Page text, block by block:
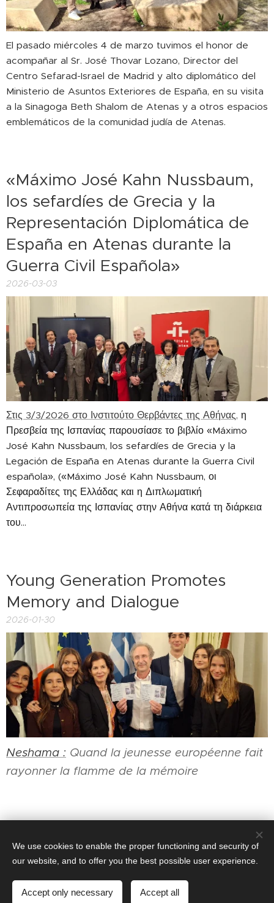
El pasado miércoles 4 de marzo tuvimos el honor de
acompañar al Sr. José Thovar Lozano, Director del
Centro Sefarad-Israel de Madrid y alto diplomático del
Ministerio de Asuntos Exteriores de España, en su visita
a la Sinagoga Beth Shalom de Atenas y a otros espacios
emblemáticos de la comunidad judía de Atenas.
«Máximo José Kahn Nussbaum,
los sefardíes de Grecia y la
Representación Diplomática de
España en Atenas durante la
Guerra Civil Española»
2026-03-03
Στις 3/3/2026 στο Ινστιτούτο Θερβάντες της Αθήνας, η
Πρεσβεία της Ισπανίας παρουσίασε το βιβλίο «Máximo
José Kahn Nussbaum, los sefardíes de Grecia y la
Legación de España en Atenas durante la Guerra Civil
española», («Máximo José Kahn Nussbaum, οι
Σεφαραδίτες της Ελλάδας και η Διπλωματική
Αντιπροσωπεία της Ισπανίας στην Αθήνα κατά τη διάρκεια
του...
Young Generation Promotes
Memory and Dialogue
2026-01-30
Neshama : Quand la jeunesse européenne fait
rayonner la flamme de la mémoire
© 2010–2026ANGELA ARBELAEZ-FREZISInterfaith
Intercultural Dialogue.All rights reserved.
Υλοποιήθηκε από τη
Webnode
We use cookies to enable the proper functioning and security of
our website, and to offer you the best possible user experience.
Accept only necessary Accept all